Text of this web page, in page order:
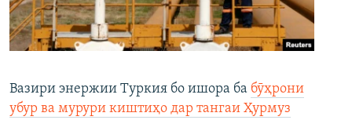
Вазири энержии Туркия бо ишора ба бӯҳрони
убур ва мурури киштиҳо дар тангаи Ҳурмуз